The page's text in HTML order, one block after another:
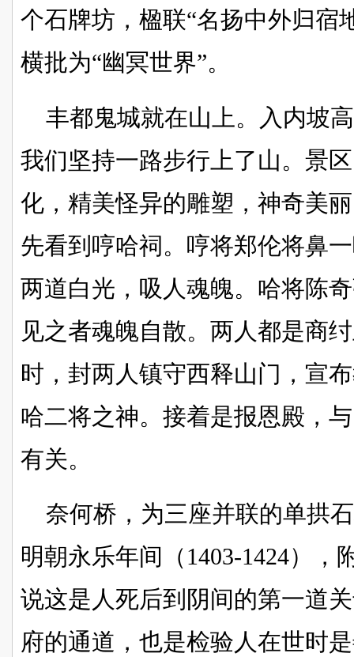
个石牌坊，楹联“名扬中外归宿
横批为“幽冥世界”。
丰都鬼城就在山上。入内坡
我们坚持一路步行上了山。景
化，精美怪异的雕塑，神奇美
先看到哼哈祠。哼将郑伦将鼻
两道白光，吸人魂魄。哈将陈
见之者魂魄自散。两人都是商
时，封两人镇守西释山门，宣
哈二将之神。接着是报恩殿，
有关。
奈何桥，为三座并联的单拱
明朝永乐年间（1403-1424），
说这是人死后到阴间的第一道
府的通道，也是检验人在世时